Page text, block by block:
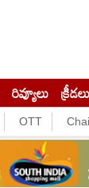
రివ్యూలు క్రీడలు
OTT